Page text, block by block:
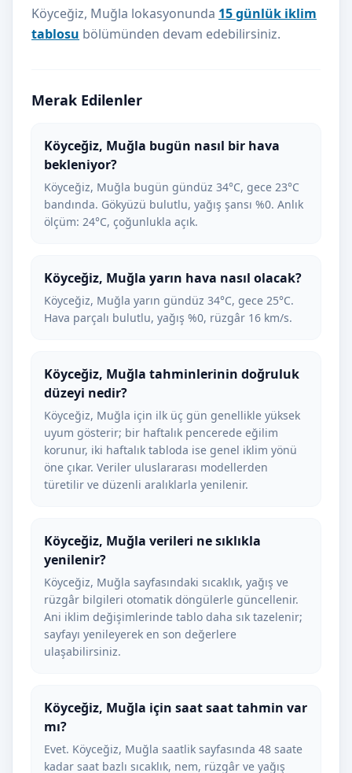
Köyceğiz, Muğla lokasyonunda 15 günlük iklim
tablosu bölümünden devam edebilirsiniz.
Merak Edilenler
Köyceğiz, Muğla bugün nasıl bir hava
bekleniyor?
Köyceğiz, Muğla bugün gündüz 34°C, gece 23°C
bandında. Gökyüzü bulutlu, yağış şansı %0. Anlık
ölçüm: 24°C, çoğunlukla açık.
Köyceğiz, Muğla yarın hava nasıl olacak?
Köyceğiz, Muğla yarın gündüz 34°C, gece 25°C.
Hava parçalı bulutlu, yağış %0, rüzgâr 16 km/s.
Köyceğiz, Muğla tahminlerinin doğruluk
düzeyi nedir?
Köyceğiz, Muğla için ilk üç gün genellikle yüksek
uyum gösterir; bir haftalık pencerede eğilim
korunur, iki haftalık tabloda ise genel iklim yönü
öne çıkar. Veriler uluslararası modellerden
türetilir ve düzenli aralıklarla yenilenir.
Köyceğiz, Muğla verileri ne sıklıkla
yenilenir?
Köyceğiz, Muğla sayfasındaki sıcaklık, yağış ve
rüzgâr bilgileri otomatik döngülerle güncellenir.
Ani iklim değişimlerinde tablo daha sık tazelenir;
sayfayı yenileyerek en son değerlere
ulaşabilirsiniz.
Köyceğiz, Muğla için saat saat tahmin var
mı?
Evet. Köyceğiz, Muğla saatlik sayfasında 48 saate
kadar saat bazlı sıcaklık, nem, rüzgâr ve yağış